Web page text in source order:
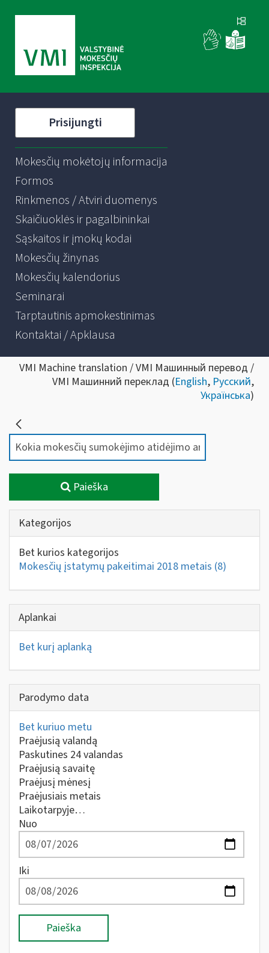
Prisijungti
Mokesčių mokėtojų informacija
Formos
Rinkmenos / Atviri duomenys
Skaičiuoklės ir pagalbininkai
Sąskaitos ir įmokų kodai
Mokesčių žinynas
Mokesčių kalendorius
Seminarai
Tarptautinis apmokestinimas
Kontaktai / Apklausa
VMI Machine translation / VMI Машинный перевод /
VMI Машинний переклад (English, Русский,
Українська)
Paieška
Kategorijos
Bet kurios kategorijos
Mokesčių įstatymų pakeitimai 2018 metais (8)
Aplankai
Bet kurį aplanką
Parodymo data
Bet kuriuo metu
Praėjusią valandą
Paskutines 24 valandas
Praėjusią savaitę
Praėjusį mėnesį
Praėjusiais metais
Laikotarpyje…
Nuo
Iki
Paieška